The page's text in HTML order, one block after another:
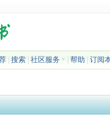
| 搜索| 社区服务 帮助 订阅